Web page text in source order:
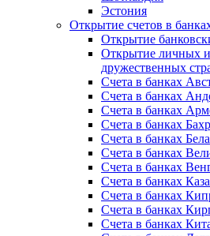
Эстония
Открытие счетов в
Открытие
Открытие личных и
дружественных
Счета в банках
Счета в банках
Счета в банках
Счета в банках
Счета в банках
Счета в банках
Счета в банках
Счета в банках
Счета в банках
Счета в банках
Счета в банках